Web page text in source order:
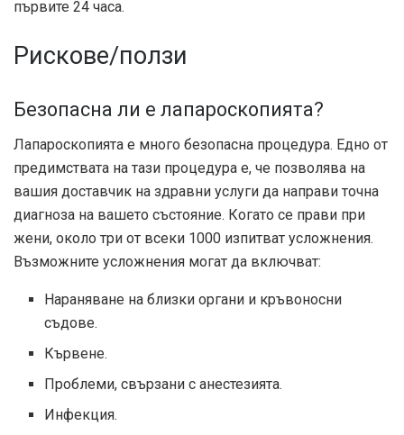
първите 24 часа.
Рискове/ползи
Безопасна ли е лапароскопията?
Лапароскопията е много безопасна процедура. Едно от
предимствата на тази процедура е, че позволява на
вашия доставчик на здравни услуги да направи точна
диагноза на вашето състояние. Когато се прави при
жени, около три от всеки 1000 изпитват усложнения.
Възможните усложнения могат да включват:
Нараняване на близки органи и кръвоносни
съдове.
Кървене.
Проблеми, свързани с анестезията.
Инфекция.